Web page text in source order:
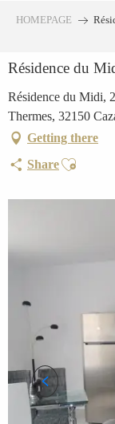
principal
HOMEPAGE
Résidence du
Résidence du Midi,
Thermes, 32150
Getting there
ShareAjouter